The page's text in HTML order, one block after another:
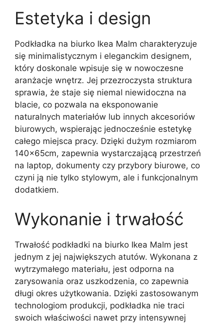
Estetyka i design
Podkładka na biurko Ikea Malm charakteryzuje
się minimalistycznym i eleganckim designem,
który doskonale wpisuje się w nowoczesne
aranżacje wnętrz. Jej przezroczysta struktura
sprawia, że staje się niemal niewidoczna na
blacie, co pozwala na eksponowanie
naturalnych materiałów lub innych akcesoriów
biurowych, wspierając jednocześnie estetykę
całego miejsca pracy. Dzięki dużym rozmiarom
140x65cm, zapewnia wystarczającą przestrzeń
na laptop, dokumenty czy przybory biurowe, co
czyni ją nie tylko stylowym, ale i funkcjonalnym
dodatkiem.
Wykonanie i trwałość
Trwałość podkładki na biurko Ikea Malm jest
jednym z jej największych atutów. Wykonana z
wytrzymałego materiału, jest odporna na
zarysowania oraz uszkodzenia, co zapewnia
długi okres użytkowania. Dzięki zastosowanym
technologiom produkcji, podkładka nie traci
swoich właściwości nawet przy intensywnej